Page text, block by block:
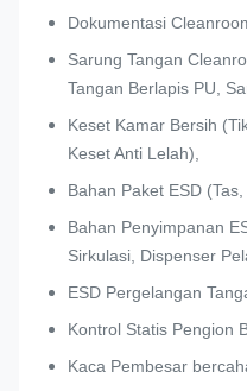
Dokumentasi
Sarung Tangan
Tangan Berlapis PU,
Keset Kamar Bersih
Keset Anti Lelah),
Bahan Paket ESD (Tas,
Bahan Penyimpanan
Sirkulasi, Dispenser
ESD Pergelangan
Kontrol Statis Pengion
Kaca Pembesar